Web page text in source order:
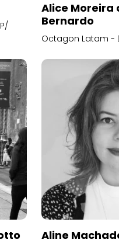
Alice
Bernardo
Octagon Latam -
Aline